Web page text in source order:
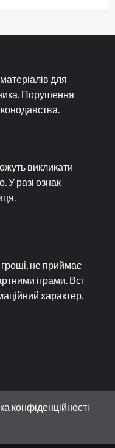
для
Порушення
викликати
У разі ознак
не приймає
іграми. Всі
характер.
конфіденційності